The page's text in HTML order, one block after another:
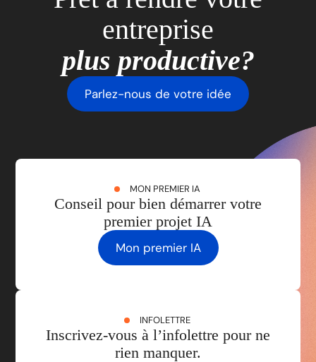
entreprise
plus productive?
Parlez-nous de votre idée
MON PREMIER IA
Conseil pour bien démarrer votre
premier projet IA
Mon premier IA
INFOLETTRE
Inscrivez-vous à l’infolettre pour ne
rien manquer.